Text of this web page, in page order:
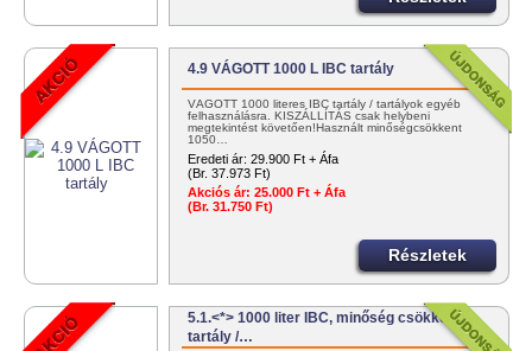
4.9 VÁGOTT 1000 L IBC tartály
VÁGOTT 1000 literes IBC tartály / tartályok egyéb
felhasználásra. KISZÁLLÍTÁS csak helybeni
megtekintést követően!Használt minőségcsökkent
1050…
Eredeti ár: 29.900 Ft + Áfa
(Br. 37.973 Ft)
Akciós ár: 25.000 Ft + Áfa
(Br. 31.750 Ft)
Részletek
5.1.<*> 1000 liter IBC, minőség csökkent
tartály /…